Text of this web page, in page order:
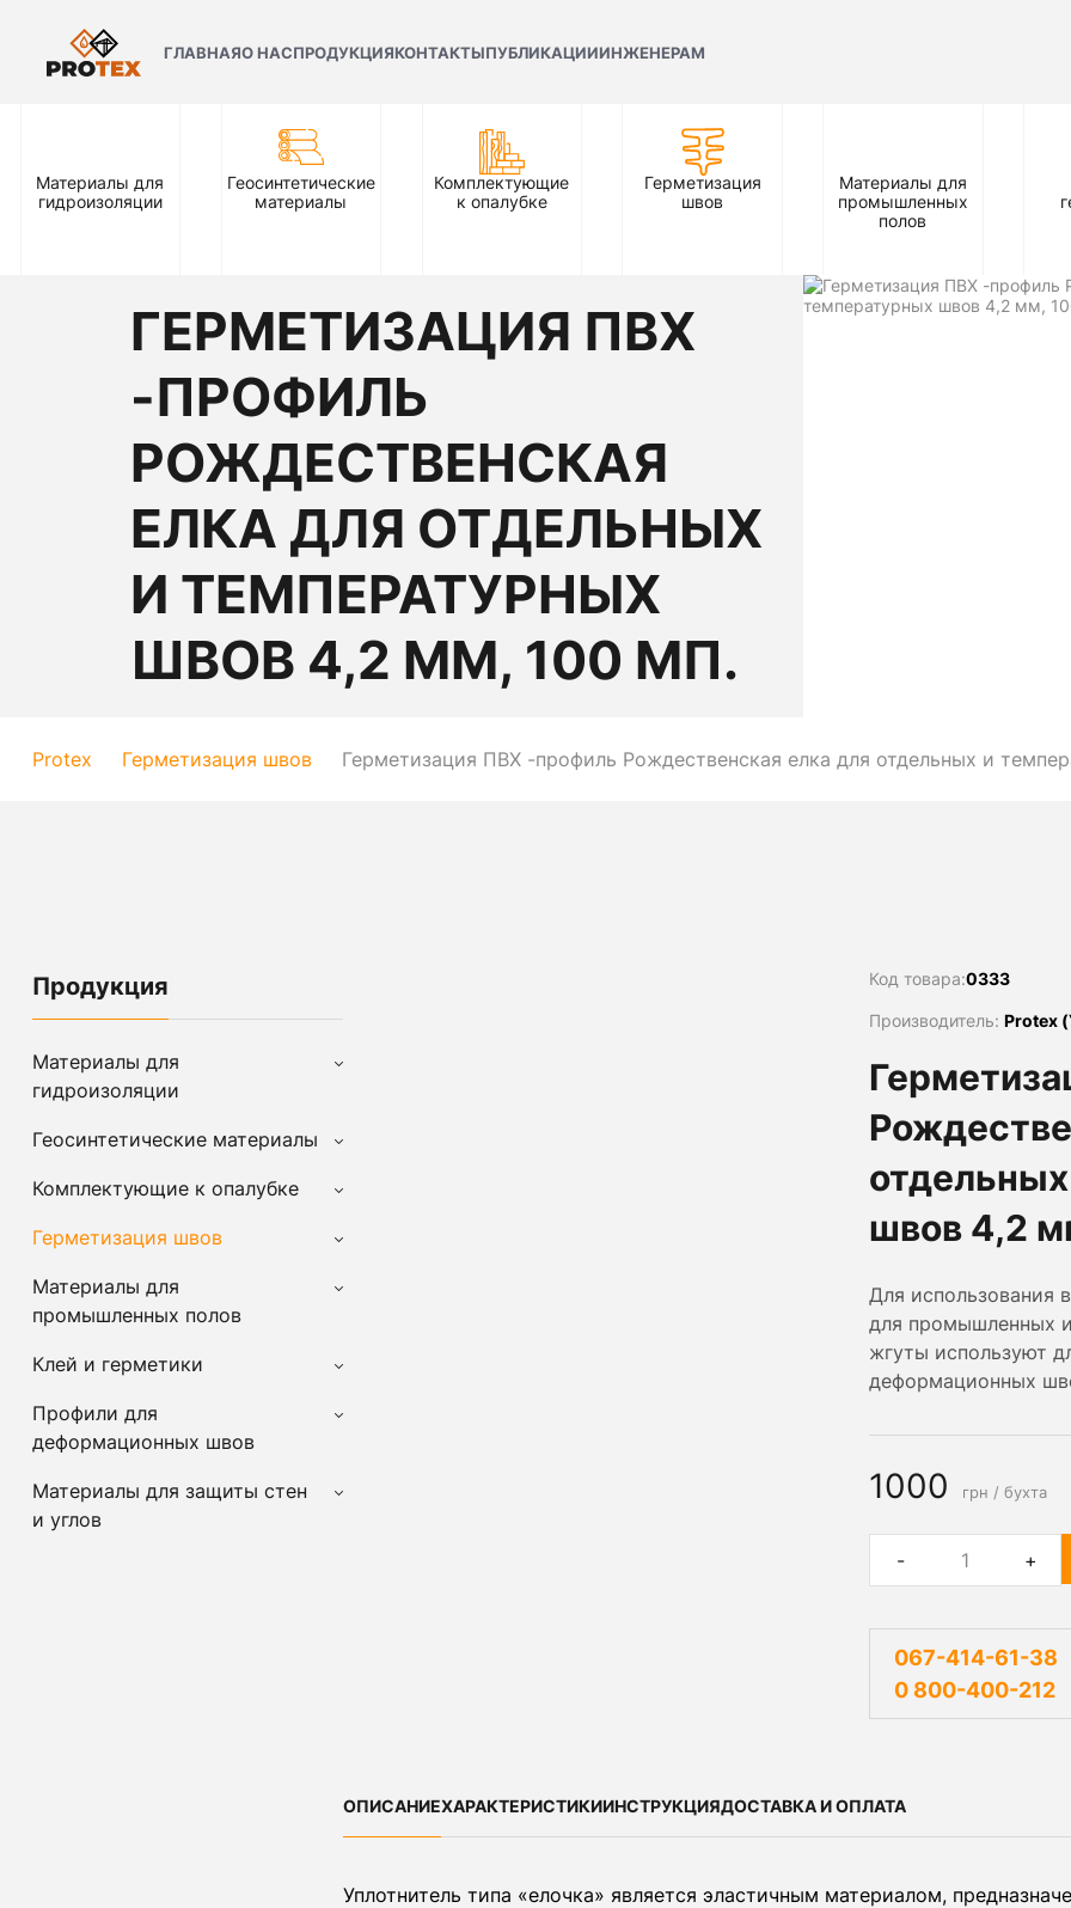
ГЛАВНАЯО НАСПРОДУКЦИЯКОНТАКТЫПУБЛИКАЦИИИНЖЕНЕРАМ
Материалы для
гидроизоляции
Геосинтетические
материалы
Комплектующие
к опалубке
Герметизация
швов
Материалы для
промышленных
полов
ГЕРМЕТИЗАЦИЯ ПВХ
-ПРОФИЛЬ
РОЖДЕСТВЕНСКАЯ
ЕЛКА ДЛЯ ОТДЕЛЬНЫХ
И ТЕМПЕРАТУРНЫХ
ШВОВ 4,2 ММ, 100 МП.
Protex Герметизация швов Герметизация ПВХ -профиль Рождественская елка для отдельных и
Код товара:0333
Производитель: Protex
швов 4,2
Для использования
для промышленных
жгуты используют
деформационных
1000 грн / бухта
- +
067-414-61-38
0 800-400-212
ОПИСАНИЕХАРАКТЕРИСТИКИИНСТРУКЦИЯДОСТАВКА И ОПЛАТА
Уплотнитель типа «елочка» является эластичным материалом,
Продукция
Материалы для
гидроизоляции
Геосинтетические материалы
Комплектующие к опалубке
Герметизация швов
Материалы для
промышленных полов
Клей и герметики
Профили для
деформационных швов
Материалы для защиты стен
и углов